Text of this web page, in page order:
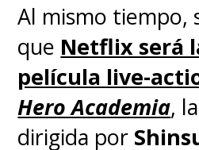
Al mismo tiempo,
que Netflix será
película live-
Hero Academia,
dirigida por